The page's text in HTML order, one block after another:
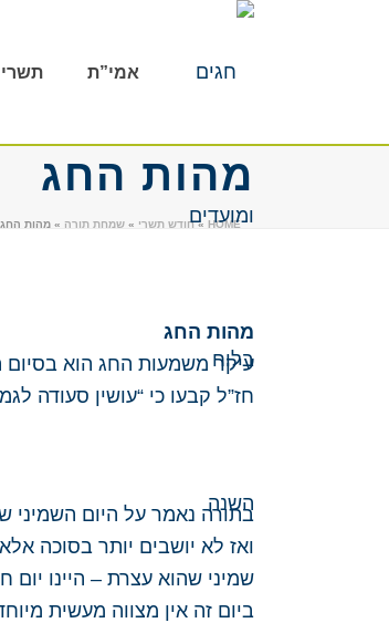
אמי”ת תשרי
מהות החג
HOME
»חודש תשרי » שמחת תורה » מהות החג
מהות החג
עיקר משמעות החג הוא
חז”ל קבעו כי “עושין סעודה
בתורה נאמר על היום השמיני
ואז לא יושבים יותר בסוכה
שמיני שהוא עצרת – היינו יום
ביום זה אין מצווה מעשית